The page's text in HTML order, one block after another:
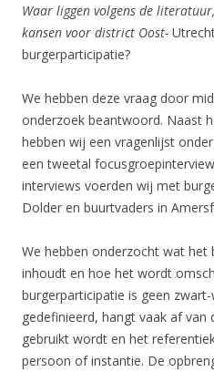
Waar liggen volgens de
kansen voor district Oost-
burgerparticipatie?
We hebben deze vraag door
onderzoek beantwoord. Naast
hebben wij een vragenlijst
een tweetal
interviews voerden wij met
Dolder en buurtvaders in
We hebben onderzocht wat het
inhoudt en hoe het wordt
burgerparticipatie is geen
gedefinieerd, hangt vaak af
gebruikt wordt en het
persoon of instantie. De